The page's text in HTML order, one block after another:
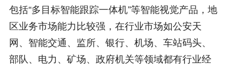
包括“多目标智能跟踪一体机”等智能视觉产品，地
区业务市场能力比较强，在行业市场如公安天
网、智能交通、监所、银行、机场、车站码头、
部队、电力、矿场、政府机关等领域都有行业经